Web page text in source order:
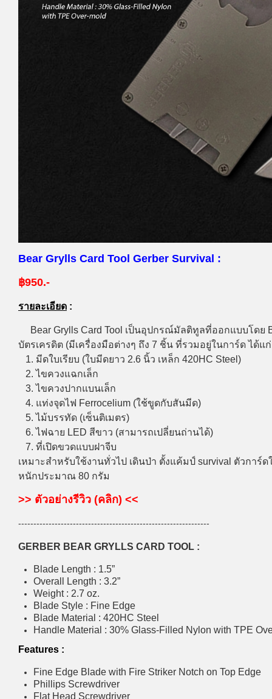
Bear Grylls Card Tool Gerber Survival :
฿950.-
รายละเอียด :
Bear Grylls Card Tool เป็นอุปกรณ์มัลติทูลที่ออกแบบโดย
บัตรเครดิต (มีเครื่องมือต่างๆ ถึง 7 ชิ้น ที่รวมอยู่ในการ์ด ได้แก่
1. มีดใบเรียบ (ใบมีดยาว 2.6 นิ้ว เหล็ก 420HC Steel)
2. ไขควงแฉกเล็ก
3. ไขควงปากแบนเล็ก
4. แท่งจุดไฟ Ferrocelium (ใช้ขูดกับสันมีด)
5. ไม้บรรทัด (เซ็นติเมตร)
6. ไฟฉาย LED สีขาว (สามารถเปลี่ยนถ่านได้)
7. ที่เปิดขวดแบบฝาจีบ
เหมาะสำหรับใช้งานทั่วไป เดินป่า ตั้งแค้มป์ survival ตัวการ์
หนักประมาณ 80 กรัม
>> ตัวอย่างรีวิว (คลิก) <<
---------------------------------------------------------------
GERBER BEAR GRYLLS CARD TOOL :
Blade Length : 1.5”
Overall Length : 3.2”
Weight : 2.7 oz.
Blade Style : Fine Edge
Blade Material : 420HC Steel
Handle Material : 30% Glass-Filled Nylon with TPE
Features :
Fine Edge Blade with Fire Striker Notch on Top Edge
Phillips Screwdriver
Flat Head Screwdriver